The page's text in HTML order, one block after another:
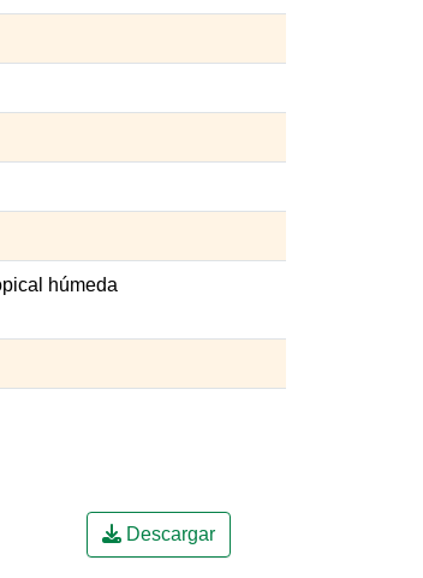
húmeda
Descargar